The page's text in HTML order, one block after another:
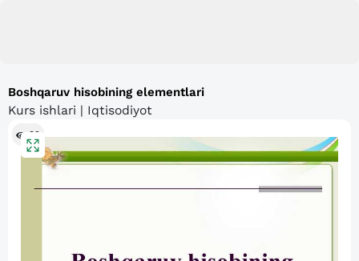
Boshqaruv hisobining elementlari
Kurs ishlari | Iqtisodiyot
92